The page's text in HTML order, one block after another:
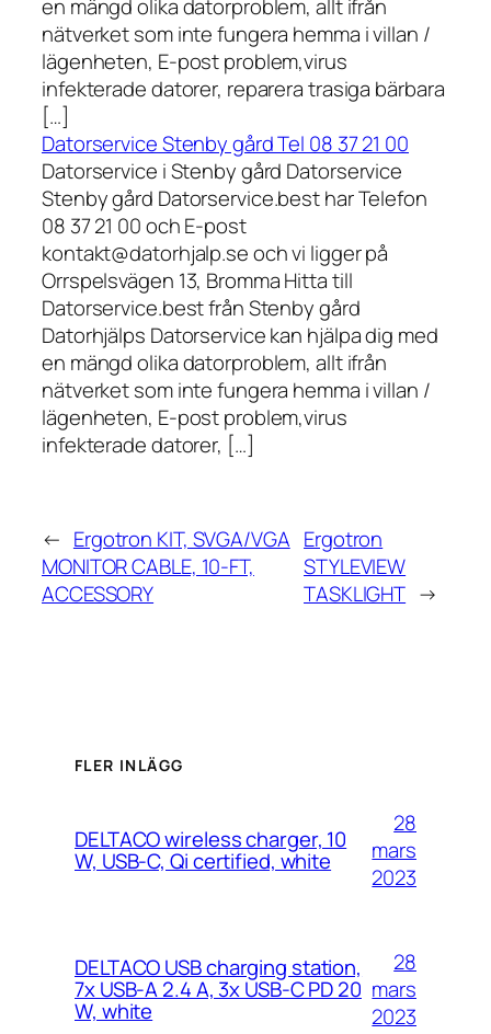
en mängd olika datorproblem, allt ifrån
nätverket som inte fungera hemma i villan /
lägenheten, E-post problem,virus
infekterade datorer, reparera trasiga bärbara
[…]
Datorservice Stenby gård Tel 08 37 21 00
Datorservice i Stenby gård Datorservice
Stenby gård Datorservice.best har Telefon
08 37 21 00 och E-post
kontakt@datorhjalp.se och vi ligger på
Orrspelsvägen 13, Bromma Hitta till
Datorservice.best från Stenby gård
Datorhjälps Datorservice kan hjälpa dig med
en mängd olika datorproblem, allt ifrån
nätverket som inte fungera hemma i villan /
lägenheten, E-post problem,virus
infekterade datorer, […]
← Ergotron KIT, SVGA/VGA
MONITOR CABLE, 10-FT,
ACCESSORY
Ergotron
STYLEVIEW
TASKLIGHT →
FLER INLÄGG
DELTACO wireless charger, 10
W, USB-C, Qi certified, white
28
mars
2023
DELTACO USB charging station,
7x USB-A 2.4 A, 3x USB-C PD 20
W, white
28
mars
2023